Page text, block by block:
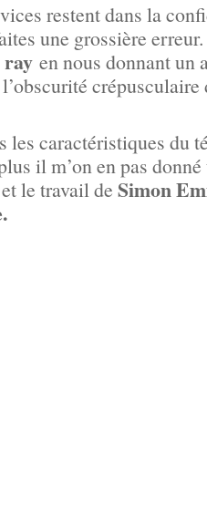
restent dans la
une grossière
en nous donnant un
crépusculaire
les caractéristiques du
il m’on en pas
le travail de Simon